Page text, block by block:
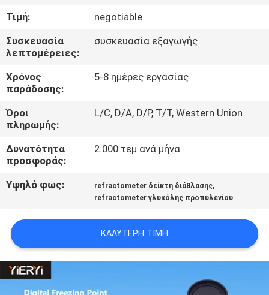
ΕΠΑΦΉ
ΝΈΑ
ΌΛΕΣ
ΟΙ
ΠΕΡΙΠΤΏΣΕΙΣ
SITEMAP
PRIVACY
POLICY
Τιμή:
negotiable
Συσκευασία
λεπτομέρειες:
συσκευασία εξαγωγής
Χρόνος
παράδοσης:
5-8 ημέρες εργασίας
Όροι
πληρωμής:
L/C, D/A, D/P, T/T, Western Union
Δυνατότητα
προσφοράς:
2.000 τεμ ανά μήνα
Υψηλό φως: refractometer δείκτη διάθλασης,
refractometer γλυκόλης προπυλενίου
ΚΑΛΎΤΕΡΗ ΤΙΜΉ